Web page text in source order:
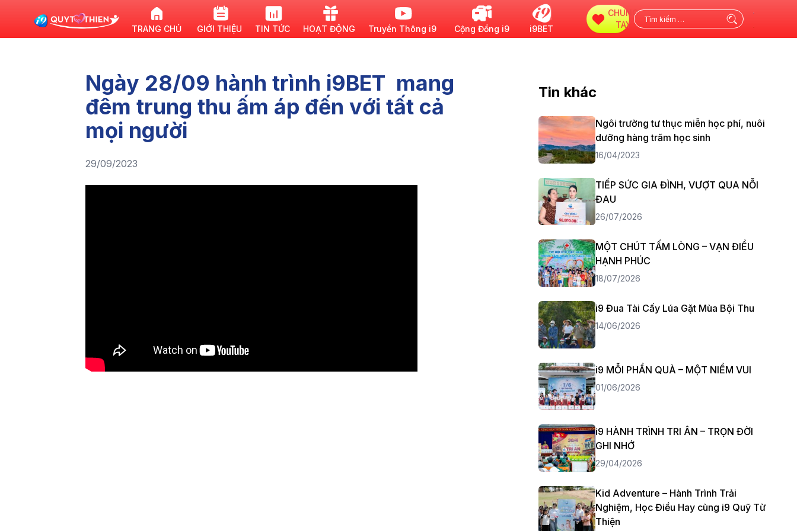
TRANG CHỦ GIỚI THIỆU TIN TỨC HOẠT ĐỘNG Truyền Thông i9 Cộng Đồng i9 i9BET
CHUNG
TAY
kiếm
Ngày 28/09 hành trình i9BET mang
đêm trung thu ấm áp đến với tất cả
mọi người
29/09/2023
Tin khác
Ngôi trường tư thục miễn học phí, nuôi
dưỡng hàng trăm học sinh
16/04/2023
TIẾP SỨC GIA ĐÌNH, VƯỢT QUA NỖI
ĐAU
26/07/2026
MỘT CHÚT TẤM LÒNG – VẠN ĐIỀU
HẠNH PHÚC
18/07/2026
i9 Đua Tài Cấy Lúa Gặt Mùa Bội Thu
14/06/2026
i9 MỖI PHẦN QUÀ – MỘT NIỀM VUI
01/06/2026
i9 HÀNH TRÌNH TRI ÂN – TRỌN ĐỜI
GHI NHỚ
29/04/2026
Kid Adventure – Hành Trình Trải
Nghiệm, Học Điều Hay cùng i9 Quỹ Từ
Thiện